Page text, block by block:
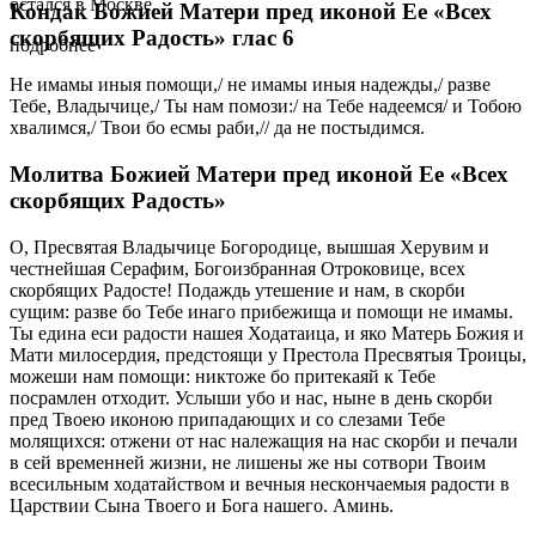
подробнее
Кондак Божией Матери пред иконой Ее «Всех
скорбящих Радость» глас 6
Не имамы иныя помощи,/ не имамы иныя надежды,/ разве
Тебе, Владычице,/ Ты нам помози:/ на Тебе надеемся/ и Тобою
хвалимся,/ Твои бо есмы раби,// да не постыдимся.
Молитва Божией Матери пред иконой Ее «Всех
скорбящих Радость»
О, Пресвятая Владычице Богородице, вышшая Херувим и
честнейшая Серафим, Богоизбранная Отроковице, всех
скорбящих Радосте! Подаждь утешение и нам, в скорби
сущим: разве бо Тебе инаго прибежища и помощи не имамы.
Ты едина еси радости нашея Ходатаица, и яко Матерь Божия и
Мати милосердия, предстоящи у Престола Пресвятыя Троицы,
можеши нам помощи: никтоже бо притекаяй к Тебе
посрамлен отходит. Услыши убо и нас, ныне в день скорби
пред Твоею иконою припадающих и со слезами Тебе
молящихся: отжени от нас належащия на нас скорби и печали
в сей временней жизни, не лишены же ны сотвори Твоим
всесильным ходатайством и вечныя нескончаемыя радости в
Царствии Сына Твоего и Бога нашего. Аминь.